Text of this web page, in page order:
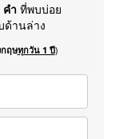
คำ ที่พบบ่อย
ด้านล่าง
ฤษทุกวัน 1 ปี)